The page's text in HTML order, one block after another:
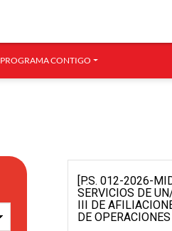
PROGRAMA CONTIGO
[P.S. 012-2026-
SERVICIOS DE
III DE
DE